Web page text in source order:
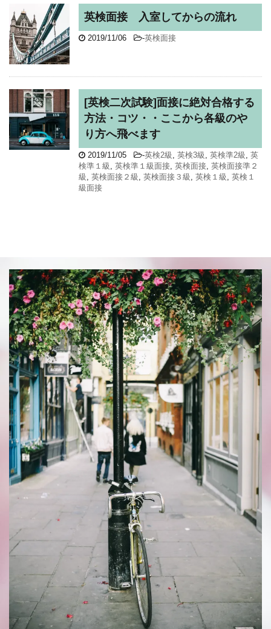
英検面接 入室してからの流れ
2019/11/06 -英検面接
[英検二次試験]面接に絶対合格する
方法・コツ・・ここから各級のや
り方へ飛べます
2019/11/05 -英検2級 英検3級 英検準2級
英
検準１級
英検準１級面接 英検面接 英検面接準２
級
英検面接２級 英検面接３級 英検１級
英検１
級面接